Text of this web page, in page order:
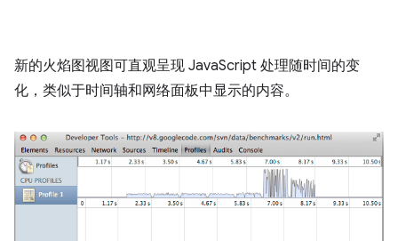
新的火焰图视图可直观呈现 JavaScript 处理随时间的变
化，类似于时间轴和网络面板中显示的内容。